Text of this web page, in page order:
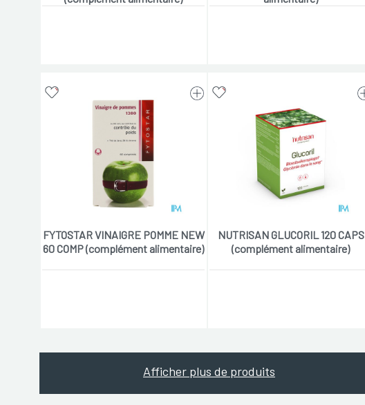
FYTOSTAR VINAIGRE POMME NEW
60 COMP (complément alimentaire)
NUTRISAN GLUCORIL 120 CAPS
(complément alimentaire)
Afficher plus de produits